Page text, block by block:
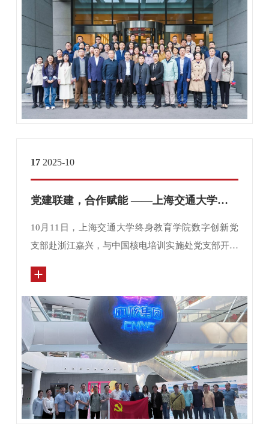
17 2025-10
党建联建，合作赋能 ——上海交通大学终身教育学院数字创新党支部与中国核电培训实施处党支部开展联合党建活动
10月11日，上海交通大学终身教育学院数字创新党
支部赴浙江嘉兴，与中国核电培训实施处党支部开展
基地及南湖革命纪念馆，并围绕“党建引领业务发展”
主题展开深入研讨